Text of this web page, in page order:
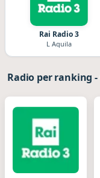
Rai Radio 3
L Aquila
Radio per ranking-